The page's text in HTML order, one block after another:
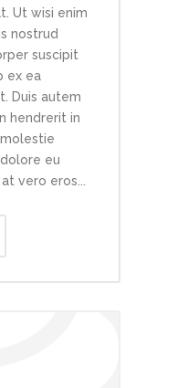
Ut wisi enim
nostrud
suscipit
ex ea
Duis autem
hendrerit in
eu
vero eros...